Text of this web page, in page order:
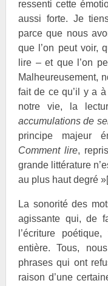
ressenti cette
aussi forte. Je
parce que nous
que l’on peut voir,
lire – et que l’on
Malheureusement,
fait de ce qu’il y a
notre vie, la
accumulations de
principe majeur
Comment lire,
grande littérature
au plus haut degré »
La sonorité des
agissante qui, de
l’écriture
entière. Tous,
phrases qui ont
raison d’une